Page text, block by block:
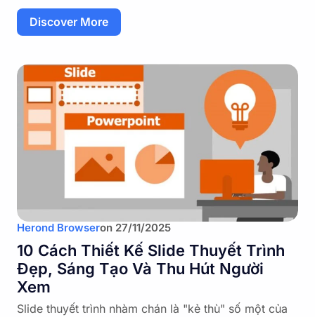
Discover More
Herond Browseron 27/11/2025
10 Cách Thiết Kế Slide Thuyết Trình
Đẹp, Sáng Tạo Và Thu Hút Người
Xem
Slide thuyết trình nhàm chán là "kẻ thù" số một của